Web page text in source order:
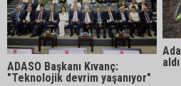
ADASO Başkanı Kıvanç:
"Teknolojik devrim yaşanıyor"
aldı